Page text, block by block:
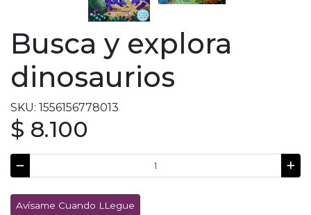
Busca y explora
dinosaurios
SKU: 1556156778013
$ 8.100
Avísame Cuando LLegue